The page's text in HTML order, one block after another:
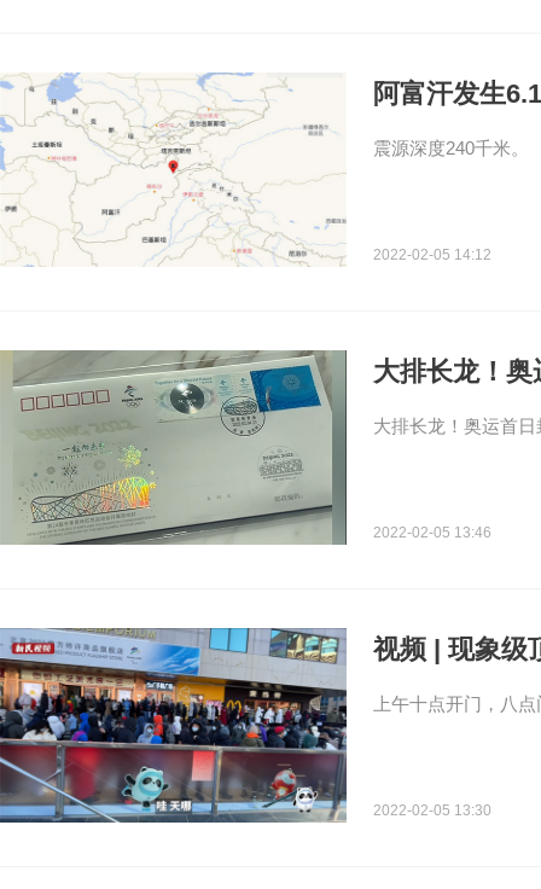
阿富汗发生
震源深度240千米。
2022-02-05 14:12
大排长龙！
大排长龙！奥运首日
2022-02-05 13:46
视频 | 现象级
上午十点开门，八
2022-02-05 13:30